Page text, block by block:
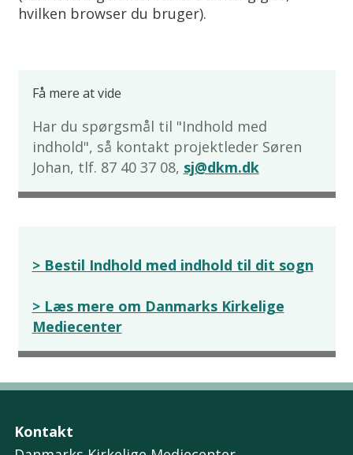
hvilken browser du bruger).
Få mere at vide
Har du spørgsmål til "Indhold med
indhold", så kontakt projektleder Søren
Johan, tlf. 87 40 37 08, sj@dkm.dk
> Bestil Indhold med indhold til dit sogn
> Læs mere om Danmarks Kirkelige
Mediecenter
Kontakt